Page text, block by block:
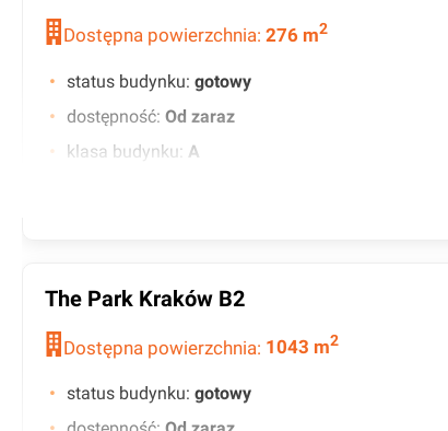
Dostępna powierzchnia: 276 m2
status budynku: gotowy
dostępność: Od zaraz
klasa budynku: A
minimalny okres najmu (w latach)
kontrola dostępu
klimatyzacja
The Park Kraków B2
Dostępna powierzchnia: 1043 m2
status budynku: gotowy